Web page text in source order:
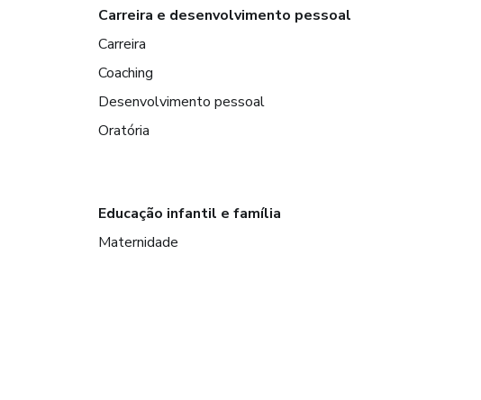
Carreira e desenvolvimento pessoal
Carreira
Coaching
Desenvolvimento pessoal
Oratória
Educação infantil e família
Maternidade